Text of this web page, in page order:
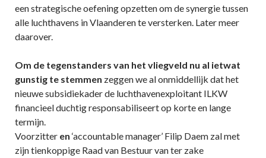
een strategische oefening opzetten om de synergie tussen
alle luchthavens in Vlaanderen te versterken. Later meer
daarover.
Om de tegenstanders van het vliegveld nu al ietwat
gunstig te stemmen zeggen we al onmiddellijk dat het
nieuwe subsidiekader de luchthavenexploitant ILKW
financieel duchtig responsabiliseert op korte en lange
termijn.
Voorzitter en ‘accountable manager’ Filip Daem zal met
zijn tienkoppige Raad van Bestuur van ter zake